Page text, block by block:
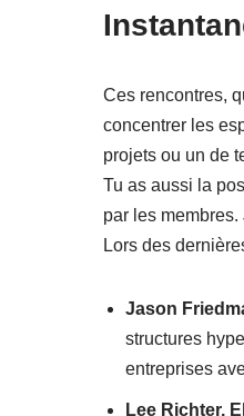
Ces rencontres,
concentrer les
projets ou un de
Tu as aussi la
par les
Lors des
Jason
structures
entreprises
Lee Richter.